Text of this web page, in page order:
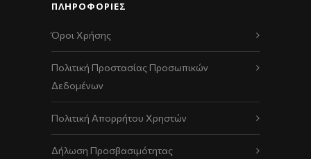
ΠΛΗΡΟΦΟΡΙΕΣ
Όροι Χρήσης
Πολιτική Προστασίας Προσωπικών
Δεδομένων
Πολιτική Απορρήτου Χρηστών
Δήλωση Προσβασιμότητας